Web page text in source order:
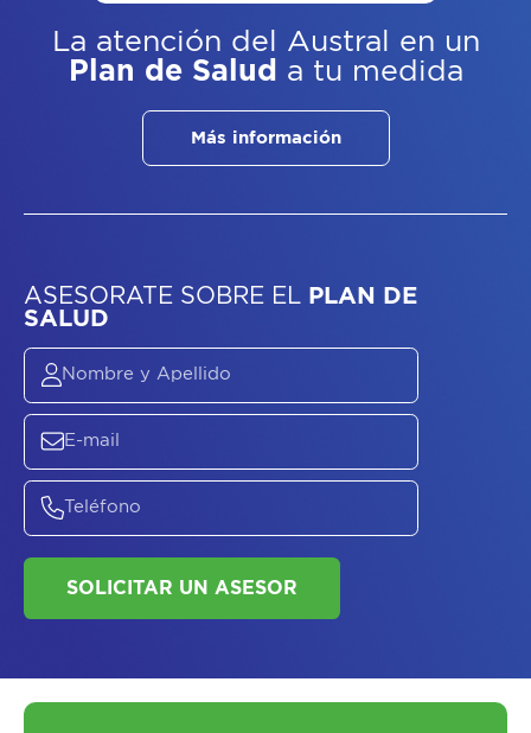
La atención del Austral
en un
Plan de Salud a tu medida
Más información
ASESORATE SOBREELPLAN DE
SALUD